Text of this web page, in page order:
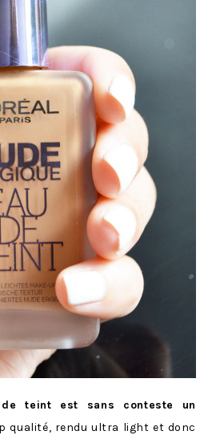
de teint est sans conteste un
qualité, rendu ultra light et donc